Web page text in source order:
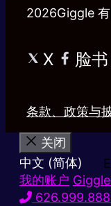
2026Giggle
X 脸书
条款、政策与
关闭
中文 (简体)
我的账户